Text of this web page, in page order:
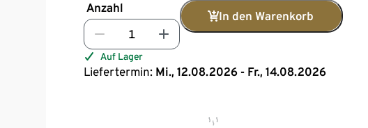
Anzahl
In den Warenkorb
Auf Lager
Liefertermin: Mi., 12.08.2026 - Fr., 14.08.2026